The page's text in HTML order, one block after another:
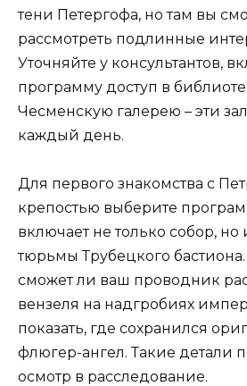
тени Петергофа, но там вы
рассмотреть подлинные
Уточняйте у консультантов,
программу доступ в
Чесменскую галерею – эти
каждый день.
Для первого знакомства с
крепостью выберите
включает не только собор,
тюрьмы Трубецкого
сможет ли ваш проводник
вензеля на надгробиях
показать, где сохранился
флюгер-ангел. Такие детали
осмотр в расследование.